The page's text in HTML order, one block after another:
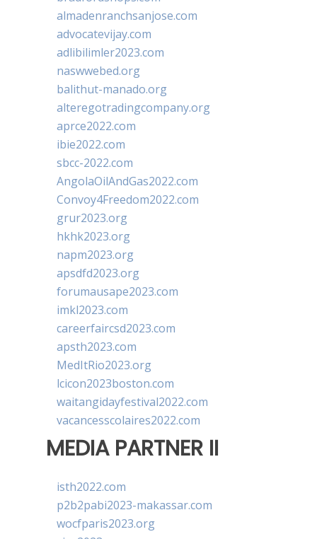
almadenranchsanjose.com
advocatevijay.com
adlibilimler2023.com
naswwebed.org
balithut-manado.org
alteregotradingcompany.org
aprce2022.com
ibie2022.com
sbcc-2022.com
AngolaOilAndGas2022.com
Convoy4Freedom2022.com
grur2023.org
hkhk2023.org
napm2023.org
apsdfd2023.org
forumausape2023.com
imkl2023.com
careerfaircsd2023.com
apsth2023.com
MedItRio2023.org
lcicon2023boston.com
waitangidayfestival2022.com
vacancesscolaires2022.com
MEDIA PARTNER II
isth2022.com
p2b2pabi2023-makassar.com
wocfparis2023.org